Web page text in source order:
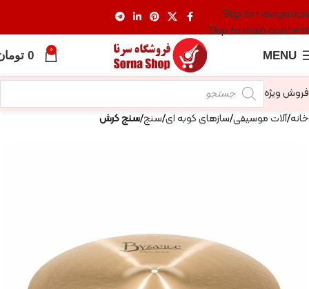
Skip to navigation
Skip to main content
MENU
0
0
فروش ویژه
خانه آلات موسیقی سازهای کوبه ای سنج سنج کرش